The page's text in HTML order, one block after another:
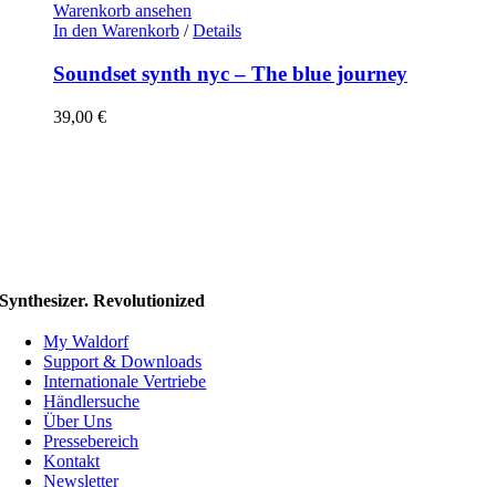
Warenkorb ansehen
In den Warenkorb / Details
Soundset synth nyc – The blue journey
39,00 €
Synthesizer. Revolutionized
My Waldorf
Support & Downloads
Internationale Vertriebe
Händlersuche
Über Uns
Pressebereich
Kontakt
Newsletter